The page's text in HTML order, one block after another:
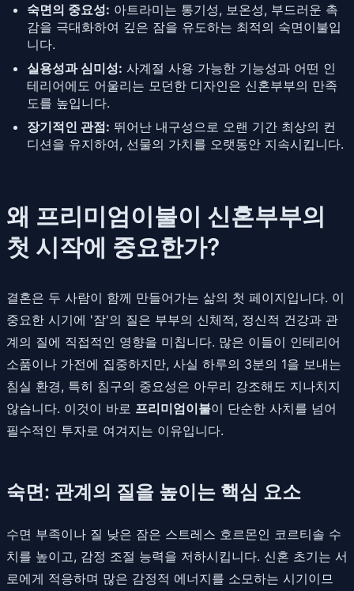
숙면의 중요성: 아트라미는 통기성, 보온성, 부드러운 촉
감을 극대화하여 깊은 잠을 유도하는 최적의 숙면이불입
니다.
실용성과 심미성: 사계절 사용 가능한 기능성과 어떤 인
테리어에도 어울리는 모던한 디자인은 신혼부부의 만족
도를 높입니다.
장기적인 관점: 뛰어난 내구성으로 오랜 기간 최상의 컨
디션을 유지하여, 선물의 가치를 오랫동안 지속시킵니다.
왜 프리미엄이불이 신혼부부의
첫 시작에 중요한가?
결혼은 두 사람이 함께 만들어가는 삶의 첫 페이지입니다. 이
중요한 시기에 '잠'의 질은 부부의 신체적, 정신적 건강과 관
계의 질에 직접적인 영향을 미칩니다. 많은 이들이 인테리어
소품이나 가전에 집중하지만, 사실 하루의 3분의 1을 보내는
침실 환경, 특히 침구의 중요성은 아무리 강조해도 지나치지
않습니다. 이것이 바로 프리미엄이불이 단순한 사치를 넘어
필수적인 투자로 여겨지는 이유입니다.
숙면: 관계의 질을 높이는 핵심 요소
수면 부족이나 질 낮은 잠은 스트레스 호르몬인 코르티솔 수
치를 높이고, 감정 조절 능력을 저하시킵니다. 신혼 초기는 서
로에게 적응하며 많은 감정적 에너지를 소모하는 시기이므